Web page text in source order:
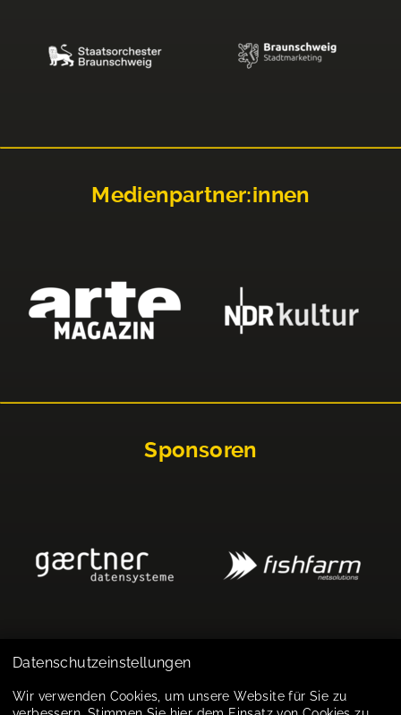
Medienpartner:innen
Sponsoren
Impressum
Datenschutzeinstellungen
Wir verwenden Cookies, um unsere Website für Sie zu